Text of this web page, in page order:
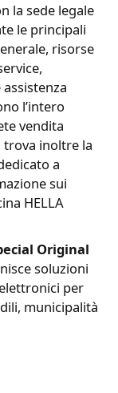
la sede legale
le principali
risorse
l’intero
vendita
trova inoltre la
a
sui
HELLA
Original
soluzioni
per
municipalità